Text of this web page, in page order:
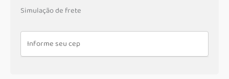
Simulação de frete